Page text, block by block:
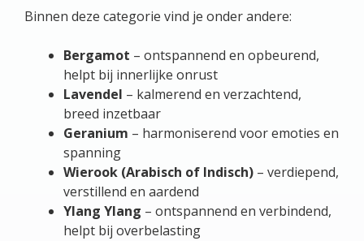
Binnen deze categorie vind je onder andere:
Bergamot – ontspannend en opbeurend,
helpt bij innerlijke onrust
Lavendel – kalmerend en verzachtend,
breed inzetbaar
Geranium – harmoniserend voor emoties en
spanning
Wierook (Arabisch of Indisch) – verdiepend,
verstillend en aardend
Ylang Ylang – ontspannend en verbindend,
helpt bij overbelasting